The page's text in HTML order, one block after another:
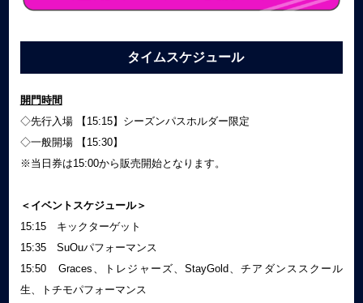
タイムスケジュール
開門時間
◇先行入場 【15:15】シーズンパスホルダー限定
◇一般開場 【15:30】
※当日券は15:00から販売開始となります。
＜イベントスケジュール＞
15:15 キックターゲット
15:35 SuOuパフォーマンス
15:50 Graces、トレジャーズ、StayGold、チアダンススクール
生、トチモパフォーマンス